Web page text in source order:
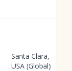
Santa Clara,
USA (Global)